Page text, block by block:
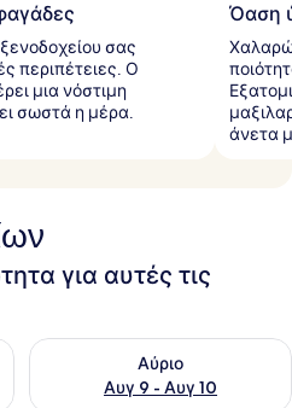
σας
περιπέτειες. Ο
μια νόστιμη
σωστά η μέρα.
Όαση
άνετα
για αυτές τις
απόψε Αυγ 8 - Αυγ 9
Αύριο
Αυγ 9 - Αυγ 10
Έλεγχος διαθεσιμότητας